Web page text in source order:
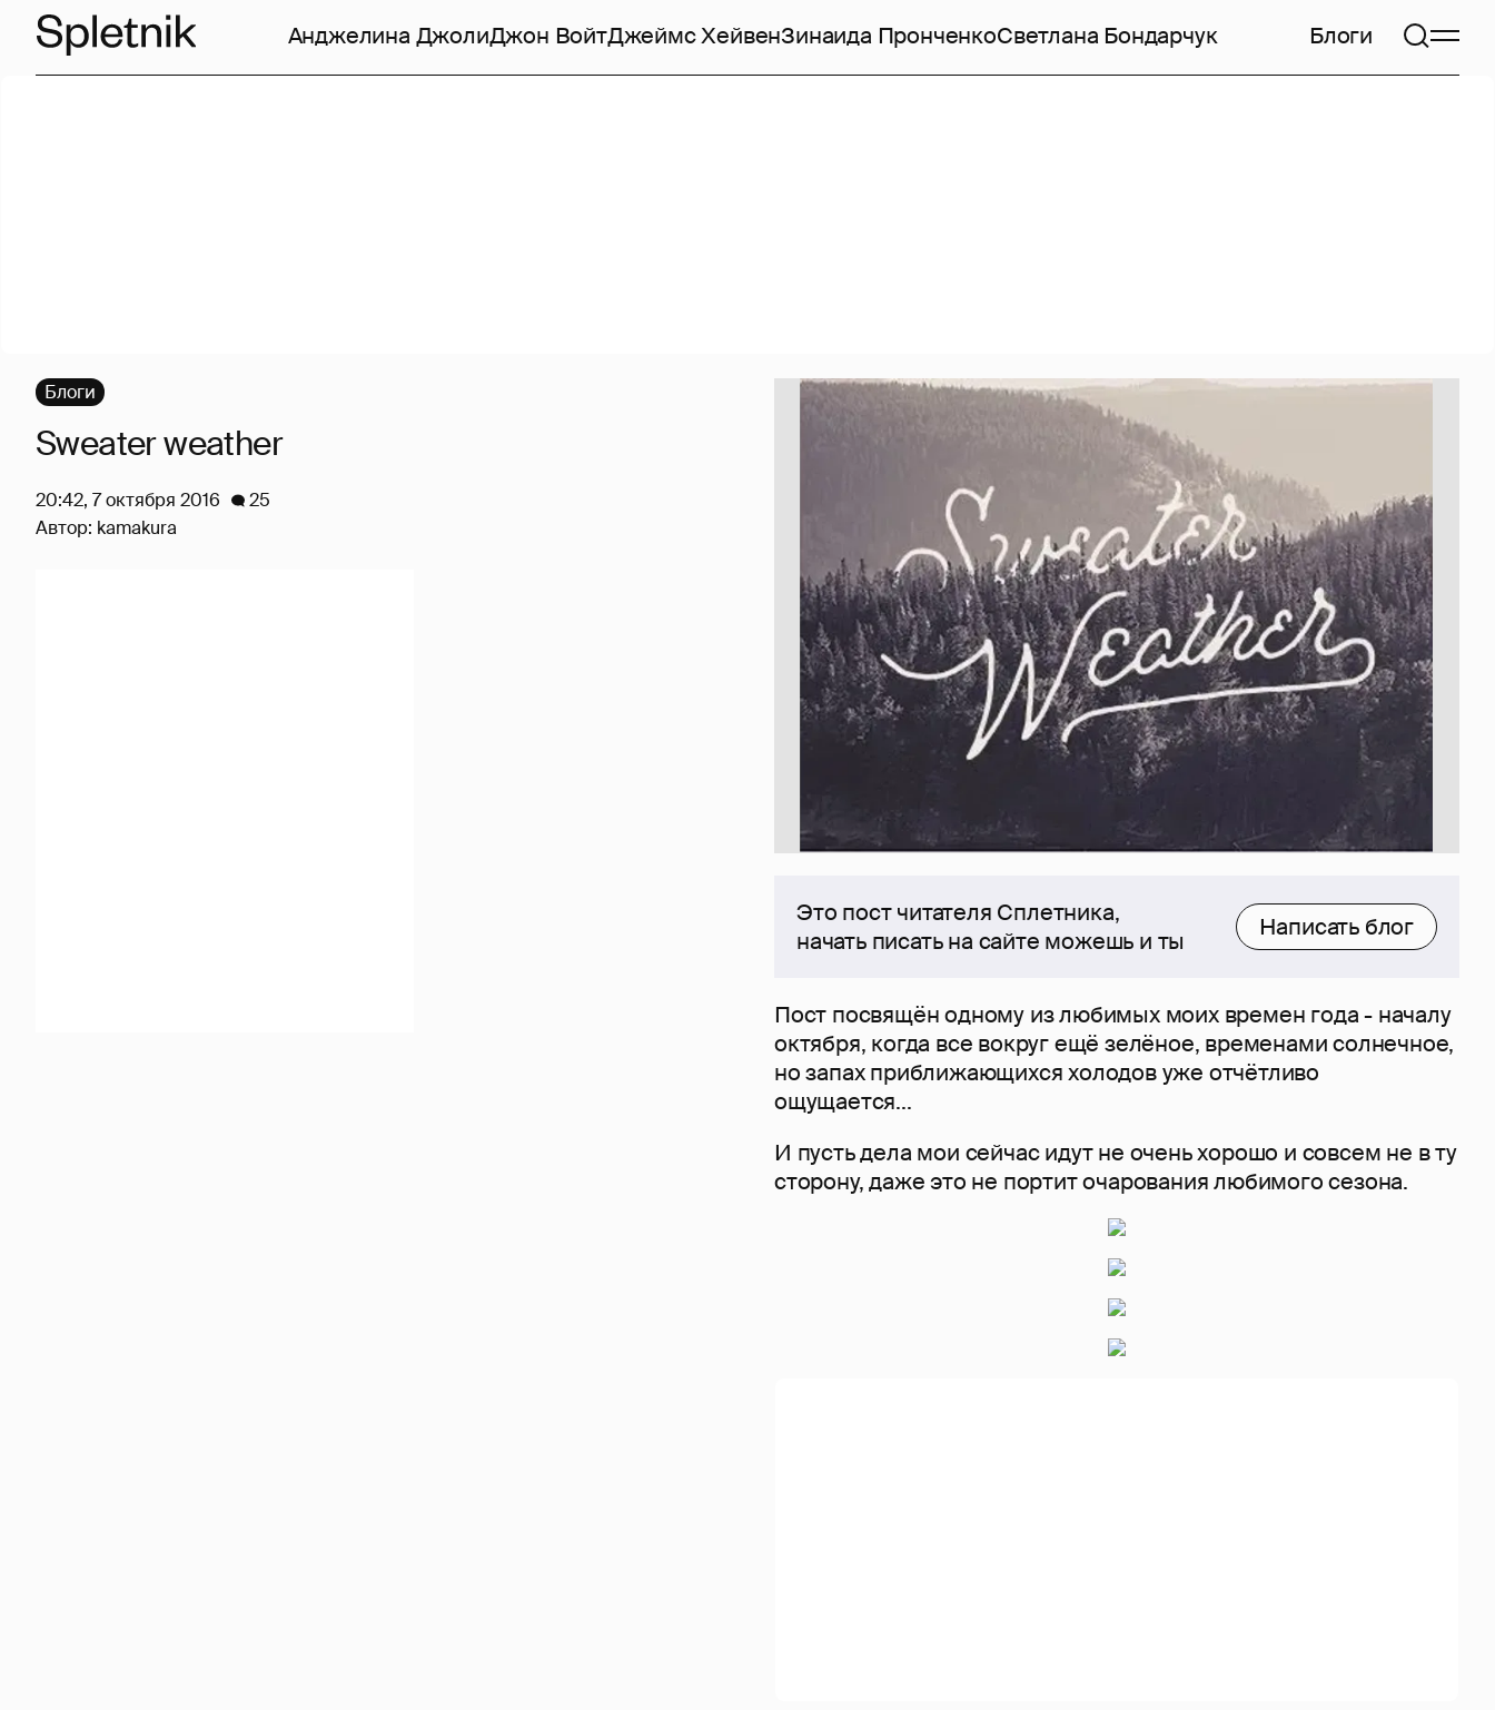
Анджелина ДжолиДжон ВойтДжеймс ХейвенЗинаида ПронченкоСветлана Бондарчук Блоги
Это пост читателя Сплетника,
начать писать на сайте можешь и ты
Написать блог
Пост посвящён одному из любимых моих времен года - началу
октября, когда все вокруг ещё зелёное, временами солнечное,
но запах приближающихся холодов уже отчётливо
ощущается...
И пусть дела мои сейчас идут не очень хорошо и совсем не в ту
сторону, даже это не портит очарования любимого сезона.
Блоги
Sweater weather
20:42, 7 октября 2016
25
Автор: kamakura